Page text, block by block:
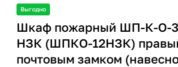
Выгодно
Шкаф пожарный ШП-К-О-
НЗК (ШПКО-12НЗК)
почтовым замком